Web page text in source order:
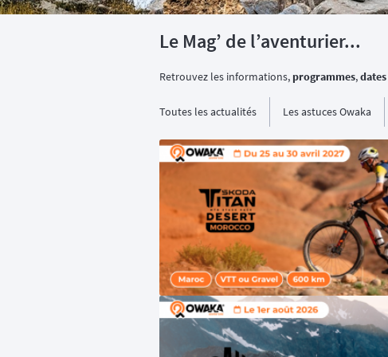
Le Mag’ de l’aventurier...
Retrouvez les informations, programmes,dates
Toutes les actualités Les astuces Owaka